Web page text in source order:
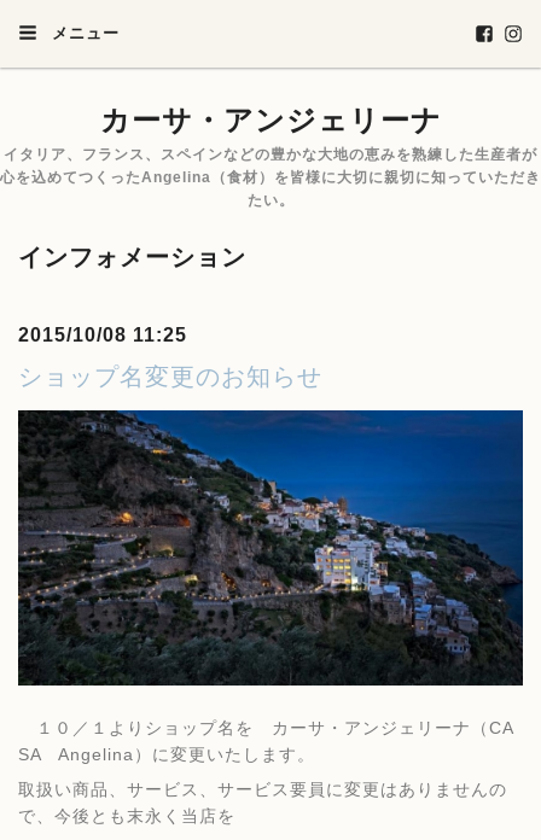
メニュー
カーサ・アンジェリーナ
イタリア、フランス、スペインなどの豊かな大地の恵みを熟練した生産者が
心を込めてつくったAngelina（食材）を皆様に大切に親切に知っていただき
たい。
インフォメーション
2015/10/08 11:25
ショップ名変更のお知らせ
１０／１よりショップ名を カーサ・アンジェリーナ（CA
SA Angelina）に変更いたします。
取扱い商品、サービス、サービス要員に変更はありませんの
で、今後とも末永く当店を